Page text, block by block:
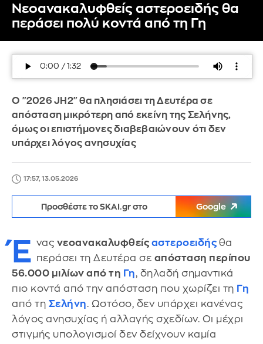
Νεοανακαλυφθείς αστεροειδής θα
περάσει πολύ κοντά από τη Γη
Ο "2026 JH2" θα πλησιάσει τη Δευτέρα σε
απόσταση μικρότερη από εκείνη της Σελήνης,
όμως οι επιστήμονες διαβεβαιώνουν ότι δεν
υπάρχει λόγος ανησυχίας
17:57, 13.05.2026
Προσθέστε το SKAI.gr στο Google
Έ νας νεοανακαλυφθείς αστεροειδής θα
περάσει τη Δευτέρα σε απόσταση περίπου
56.000 μιλίων από τη Γη, δηλαδή σημαντικά
πιο κοντά από την απόσταση που χωρίζει τη Γη
από τη Σελήνη. Ωστόσο, δεν υπάρχει κανένας
λόγος ανησυχίας ή αλλαγής σχεδίων. Οι μέχρι
στιγμής υπολογισμοί δεν δείχνουν καμία